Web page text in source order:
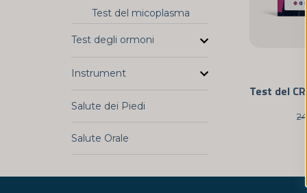
intestinali, il
Trattamento efficace:
Misurando il
Vuoi saperne di più sul CRP e come
articolo fornisce informazioni
I nostri test CRP possono essere
laboratorio CRP in cui il tuo campione
Test del micoplasma
Test degli ormoni
Instrument
Salute dei Piedi
Salute Orale